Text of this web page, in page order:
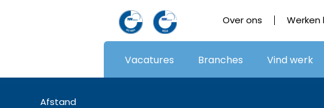
Over ons Werken
Vacatures Branches Vind werk
Afstand